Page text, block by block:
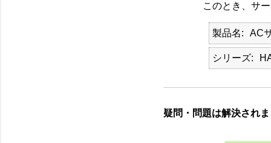
このとき、サ
製品名 AC
シリーズ
疑問・問題は解決され